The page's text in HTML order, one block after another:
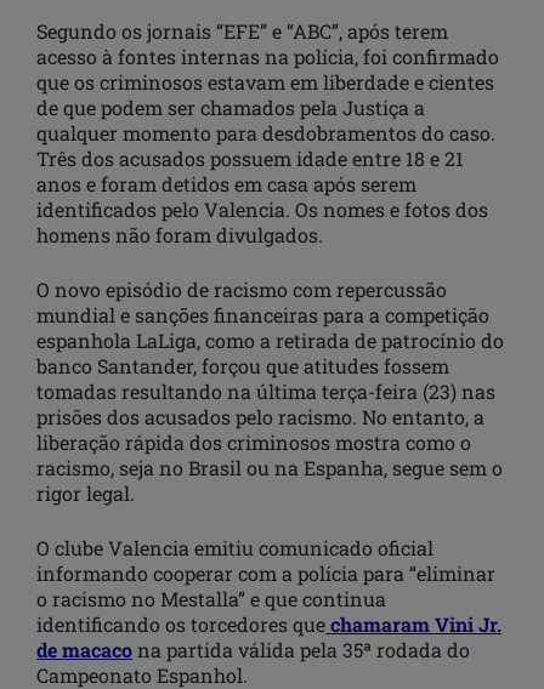
Segundo os jornais “EFE” e “ABC”, após terem
acesso à fontes internas na polícia, foi confirmado
que os criminosos estavam em liberdade e cientes
de que podem ser chamados pela Justiça a
qualquer momento para desdobramentos do caso.
Três dos acusados possuem idade entre 18 e 21
anos e foram detidos em casa após serem
identificados pelo Valencia. Os nomes e fotos dos
homens não foram divulgados.
O novo episódio de racismo com repercussão
mundial e sanções financeiras para a competição
espanhola LaLiga, como a retirada de patrocínio do
banco Santander, forçou que atitudes fossem
tomadas resultando na última terça-feira (23) nas
prisões dos acusados pelo racismo. No entanto, a
liberação rápida dos criminosos mostra como o
racismo, seja no Brasil ou na Espanha, segue sem o
rigor legal.
O clube Valencia emitiu comunicado oficial
informando cooperar com a polícia para “eliminar
o racismo no Mestalla” e que continua
identificando os torcedores quechamaram Vini Jr.
de macacona partida válida pela 35ª rodada do
Campeonato Espanhol.